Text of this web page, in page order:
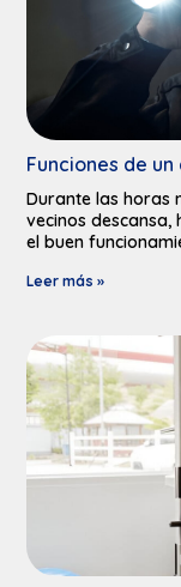
Funciones de
Durante las horas
vecinos
el buen
Leer más »